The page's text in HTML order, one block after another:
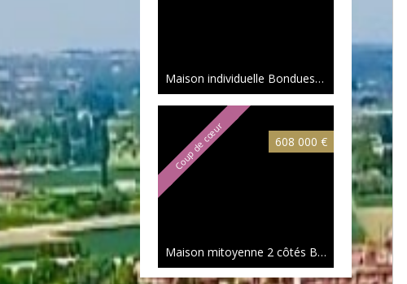
Maison individuelle Bondues268.58 m²
Coup de cœur 608 000 €
Maison mitoyenne 2 côtés Bondues 170 m²